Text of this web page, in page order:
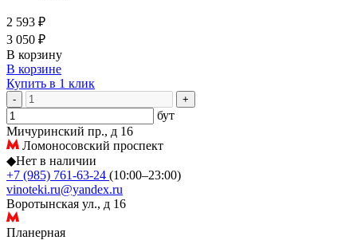
2 593 ₽
3 050 ₽
В корзину
В корзине
Купить в 1 клик
- +
бут
Мичуринский пр., д 16
Ломоносовский проспект
◆Нет в наличии
+7 (985) 761-63-24 (10:00–23:00)
vinoteki.ru@yandex.ru
Воротынская ул., д 16
Планерная